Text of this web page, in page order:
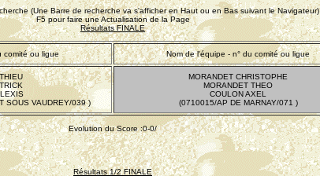
(Une Barre de recherche va s'afficher en Haut ou en Bas suivant le Navigateur)
F5 pour faire une Actualisation de la Page
Résultats FINALE
comité ou ligue Nom de l'équipe - n° du comité ou ligue
SOUS VAUDREY/039 )
MORANDET CHRISTOPHE
MORANDET THEO
COULON AXEL
(0710015/AP DE MARNAY/071 )
Evolution du Score :0-0/
Résultats 1/2 FINALE